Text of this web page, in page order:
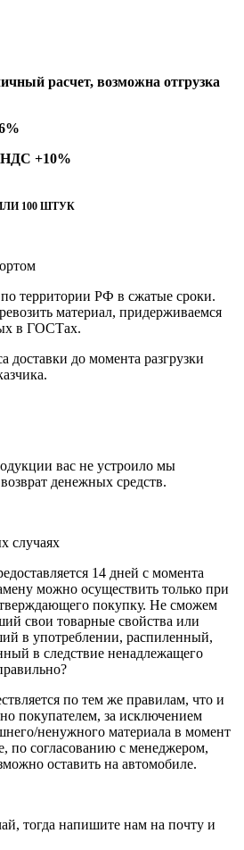
расчет, возможна отгрузка
НДС +10%
100 ШТУК
территории РФ в сжатые сроки.
материал, придерживаемся
в ГОСТах.
доставки до момента разгрузки
вас не устроило мы
денежных средств.
случаях
14 дней с момента
можно осуществить только при
покупку. Не сможем
свои товарные свойства или
в употреблении, распиленный,
в следствие ненадлежащего
по тем же правилам, что и
покупателем, за исключением
ненужного материала в момент
по согласованию с менеджером,
оставить на автомобиле.
тогда напишите нам на почту и